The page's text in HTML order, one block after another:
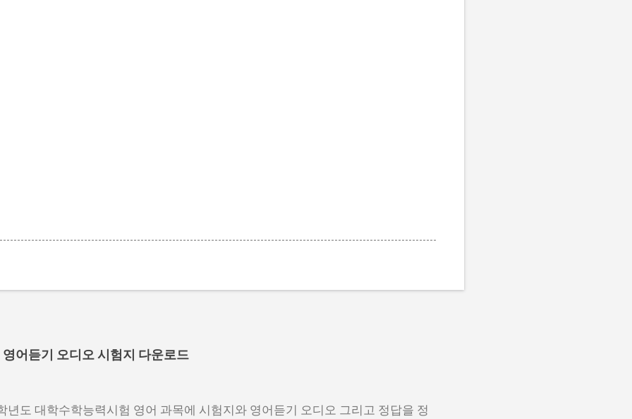
어듣기 오디오 시험지 다운로드
년도 대학수학능력시험 영어 과목에 시험지와 영어듣기 오디오 그리고 정답을 정